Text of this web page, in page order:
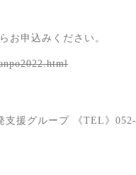
お申込みください。
支援グループ 《TEL》